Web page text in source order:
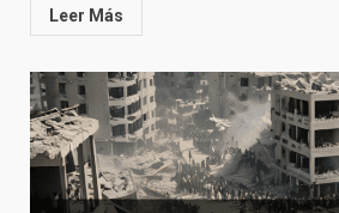
Leer Más